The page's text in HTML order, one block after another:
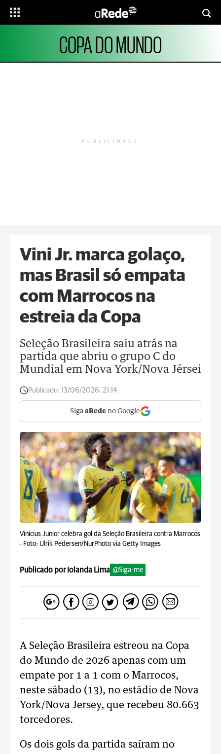
COPA DO MUNDO
PUBLICIDADE
Vini Jr. marca golaço,
mas Brasil só empata
com Marrocos na
estreia da Copa
Seleção Brasileira saiu atrás na
partida que abriu o grupo C do
Mundial em Nova York/Nova Jérsei
Publicado: 13/06/2026, 21:14
Siga aRede no Google
Vinicius Junior celebra gol da Seleção Brasileira contra Marrocos
- Foto: Ulrik Pedersen/NurPhoto via Getty Images
Publicado por Iolanda Lima @Siga-me
A Seleção Brasileira estreou na Copa
do Mundo de 2026 apenas com um
empate por 1 a 1 com o Marrocos,
neste sábado (13), no estádio de Nova
York/Nova Jersey, que recebeu 80.663
torcedores.
Os dois gols da partida saíram no